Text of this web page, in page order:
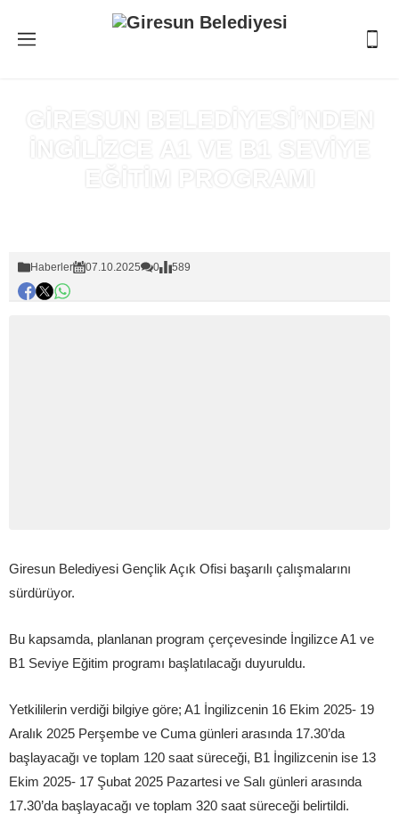
GİRESUN BELEDİYESİ’NDEN
İNGİLİZCE A1 VE B1 SEVİYE
EĞİTİM PROGRAMI
Haberler 07.10.2025 0 589
Giresun Belediyesi Gençlik Açık Ofisi başarılı çalışmalarını
sürdürüyor.
Bu kapsamda, planlanan program çerçevesinde İngilizce A1 ve
B1 Seviye Eğitim programı başlatılacağı duyuruldu.
Yetkililerin verdiği bilgiye göre; A1 İngilizcenin 16 Ekim 2025- 19
Aralık 2025 Perşembe ve Cuma günleri arasında 17.30’da
başlayacağı ve toplam 120 saat süreceği, B1 İngilizcenin ise 13
Ekim 2025- 17 Şubat 2025 Pazartesi ve Salı günleri arasında
17.30’da başlayacağı ve toplam 320 saat süreceği belirtildi.